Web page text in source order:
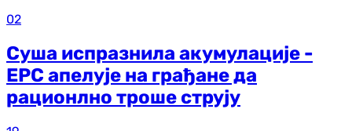
02
Суша испразнила акумулације -
ЕРС апелује на грађане да
рационлно троше струју